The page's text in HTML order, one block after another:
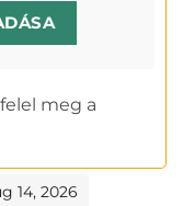
meg a
14, 2026